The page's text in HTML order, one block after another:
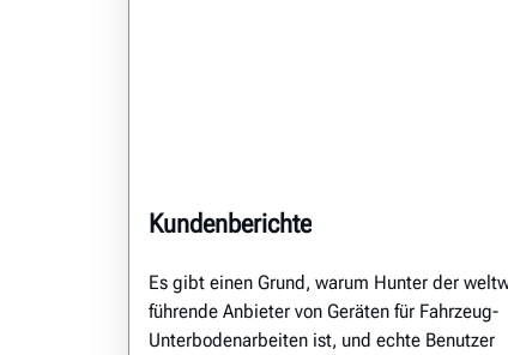
Kundenberichte
Es gibt einen Grund, warum Hunter der
führende Anbieter von Geräten für Fahrzeug-
Unterbodenarbeiten ist, und echte Benutzer